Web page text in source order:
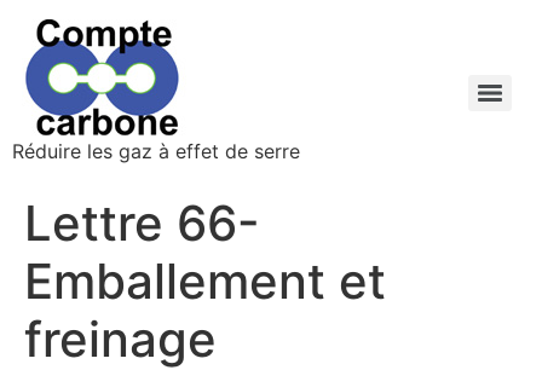
Réduire les gaz à effet de serre
Lettre 66-
Emballement et
freinage